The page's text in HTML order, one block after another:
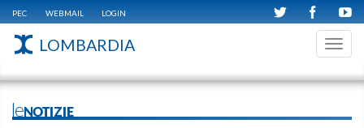
PEC WEBMAIL LOGIN
LOMBARDIA
leNOTIZIE